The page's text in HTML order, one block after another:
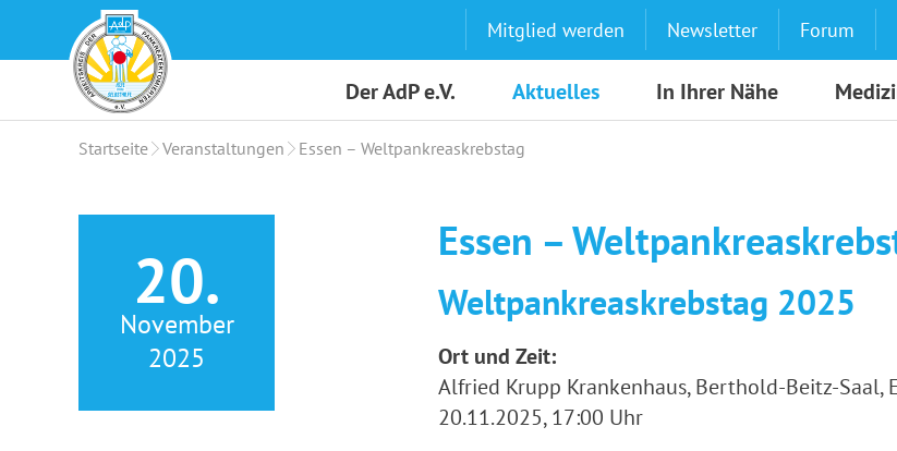
Mitglied werden Newsletter Forum
Der AdP e.V. Aktuelles In Ihrer Nähe
Startseite Veranstaltungen Essen – Weltpankreaskrebstag
20.
November
2025
Essen –
Weltpankreaskrebstag 2025
Ort und Zeit:
Alfried Krupp Krankenhaus, Berthold-Beitz-Saal,
20.11.2025, 17:00 Uhr